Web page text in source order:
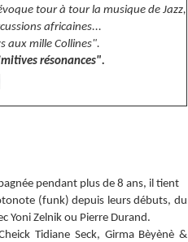
tour à tour la musique de Jazz,
africaines...
aux mille Collines".
résonances".
pendant plus de 8 ans, il tient
(funk) depuis leurs débuts, du
Yoni Zelnik ou Pierre Durand.
Tidiane Seck, Girma Bèyènè &